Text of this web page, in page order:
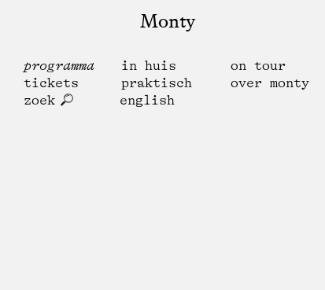
Monty
programma in huis
on tour
tickets
praktisch
over monty
zoek
english